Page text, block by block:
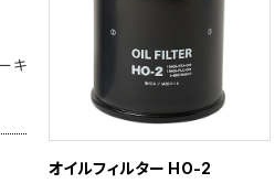
キ
オイルフィルター HO-2